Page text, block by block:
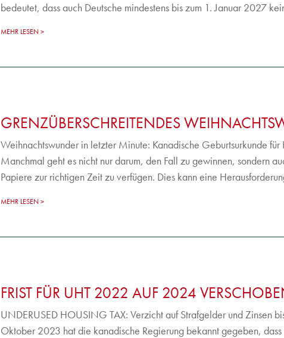
bedeutet, dass auch Deutsche mindestens bis zum 1. Januar 2027
MEHR LESEN
GRENZÜBERSCHREITENDES
Weihnachtswunder in letzter Minute: Kanadische Geburtsurkunde
Manchmal geht es nicht nur darum, den Fall zu gewinnen, sondern
Papiere zur richtigen Zeit zu verfügen. Dies kann eine
MEHR LESEN
FRIST FÜR UHT 2022 AUF 2024
UNDERUSED HOUSING TAX: Verzicht auf Strafgelder und Zinsen
Oktober 2023 hat die kanadische Regierung bekannt gegeben,